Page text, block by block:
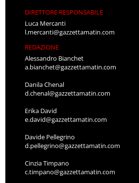
DIRETTORE RESPONSABILE
Luca Mercanti
l.mercanti@gazzettamatin.com
REDAZIONE
Alessandro Bianchet
a.bianchet@gazzettamatin.com
Danila Chenal
d.chenal@gazzettamatin.com
Erika David
e.david@gazzettamatin.com
Davide Pellegrino
d.pellegrino@gazzettamatin.com
Cinzia Timpano
c.timpano@gazzettamatin.com